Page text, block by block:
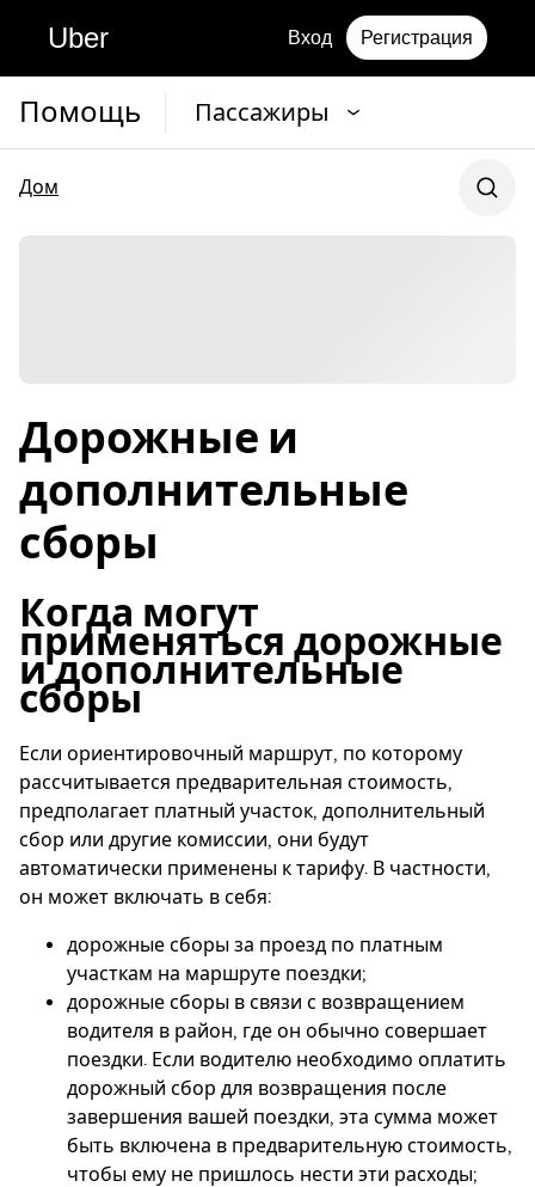
Uber Вход Регистрация
Помощь Пассажиры
Дом
Дорожные и
дополнительные
сборы
Когда могут
применяться дорожные
и дополнительные
сборы
Если ориентировочный маршрут, по которому
рассчитывается предварительная стоимость,
предполагает платный участок, дополнительный
сбор или другие комиссии, они будут
автоматически применены к тарифу. В частности,
он может включать в себя:
дорожные сборы за проезд по платным
участкам на маршруте поездки;
дорожные сборы в связи с возвращением
водителя в район, где он обычно совершает
поездки. Если водителю необходимо оплатить
дорожный сбор для возвращения после
завершения вашей поездки, эта сумма может
быть включена в предварительную стоимость,
чтобы ему не пришлось нести эти расходы;